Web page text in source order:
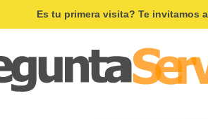
Recordar
Es tu primera visita? Te invitamos